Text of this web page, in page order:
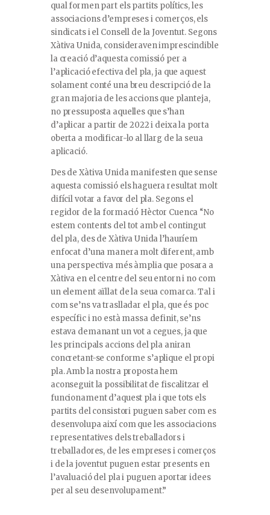
qual formen part els partits polítics, les
associacions d’empreses i comerços, els
sindicats i el Consell de la Joventut. Segons
Xàtiva Unida, consideraven imprescindible
la creació d’aquesta comissió per a
l’aplicació efectiva del pla, ja que aquest
solament conté una breu descripció de la
gran majoria de les accions que planteja,
no pressuposta aquelles que s’han
d’aplicar a partir de 2022 i deixa la porta
oberta a modificar-lo al llarg de la seua
aplicació.
Des de Xàtiva Unida manifesten que sense
aquesta comissió els haguera resultat molt
difícil votar a favor del pla. Segons el
regidor de la formació Hèctor Cuenca “No
estem contents del tot amb el contingut
del pla, des de Xàtiva Unida l’hauríem
enfocat d’una manera molt diferent, amb
una perspectiva més àmplia que posara a
Xàtiva en el centre del seu entorn i no com
un element aïllat de la seua comarca. Tal i
com se’ns va traslladar el pla, que és poc
específic i no està massa definit, se’ns
estava demanant un vot a cegues, ja que
les principals accions del pla aniran
concretant-se conforme s’aplique el propi
pla. Amb la nostra proposta hem
aconseguit la possibilitat de fiscalitzar el
funcionament d’aquest pla i que tots els
partits del consistori puguen saber com es
desenvolupa així com que les associacions
representatives dels treballadors i
treballadores, de les empreses i comerços
i de la joventut puguen estar presents en
l’avaluació del pla i puguen aportar idees
per al seu desenvolupament.”